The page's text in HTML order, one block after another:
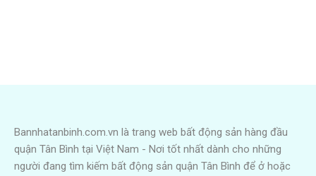
Bannhatanbinh.com.vn là trang web bất động sản hàng đầu
quận Tân Bình tại Việt Nam - Nơi tốt nhất dành cho những
người đang tìm kiếm bất động sản quận Tân Bình để ở hoặc